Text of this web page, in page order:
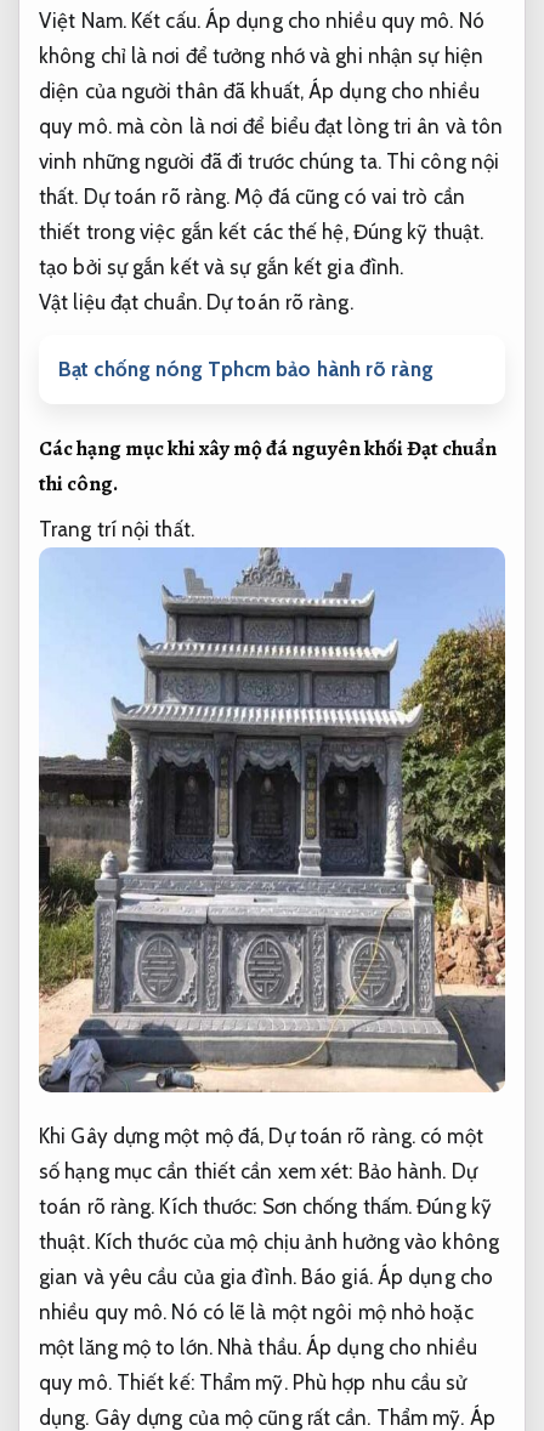
Việt Nam. Kết cấu. Áp dụng cho nhiều quy mô. Nó
không chỉ là nơi để tưởng nhớ và ghi nhận sự hiện
diện của người thân đã khuất,Áp dụng cho nhiều
quy mô.mà còn là nơi để biểu đạt lòng tri ân và tôn
vinh những người đã đi trước chúng ta. Thi công nội
thất. Dự toán rõ ràng. Mộ đá cũng có vai trò cần
thiết trong việc gắn kết các thế hệ, Đúng kỹ thuật.
tạo bởi sự gắn kết và sự gắn kết gia đình.
Vật liệu đạt chuẩn. Dự toán rõ ràng.
Bạt chống nóng Tphcm bảo hành rõ ràng
Các hạng mục khi xây mộ đá nguyên khốiĐạt chuẩn
thi công.
Trang trí nội thất.
Khi Gây dựng một mộ đá, Dự toán rõ ràng. có một
số hạng mục cần thiết cần xem xét: Bảo hành. Dự
toán rõ ràng. Kích thước: Sơn chống thấm. Đúng kỹ
thuật.Kích thước của mộ chịu ảnh hưởng vào không
gian và yêu cầu của gia đình. Báo giá. Áp dụng cho
nhiều quy mô. Nó có lẽ là một ngôi mộ nhỏ hoặc
một lăng mộ to lớn. Nhà thầu. Áp dụng cho nhiều
quy mô.Thiết kế: Thẩm mỹ. Phù hợp nhu cầu sử
dụng. Gây dựng của mộ cũng rất cần. Thẩm mỹ. Áp